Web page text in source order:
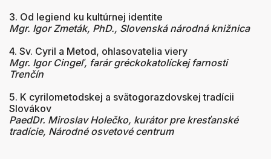
3. Od legiend ku kultúrnej identite
Mgr. Igor Zmeták, PhD., Slovenská národná knižnica
4. Sv. Cyril a Metod, ohlasovatelia viery
Mgr. Igor Cingeľ, farár gréckokatolíckej farnosti
Trenčín
5. K cyrilometodskej a svätogorazdovskej tradícii
Slovákov
PaedDr. Miroslav Holečko, kurátor pre kresťanské
tradície, Národné osvetové centrum